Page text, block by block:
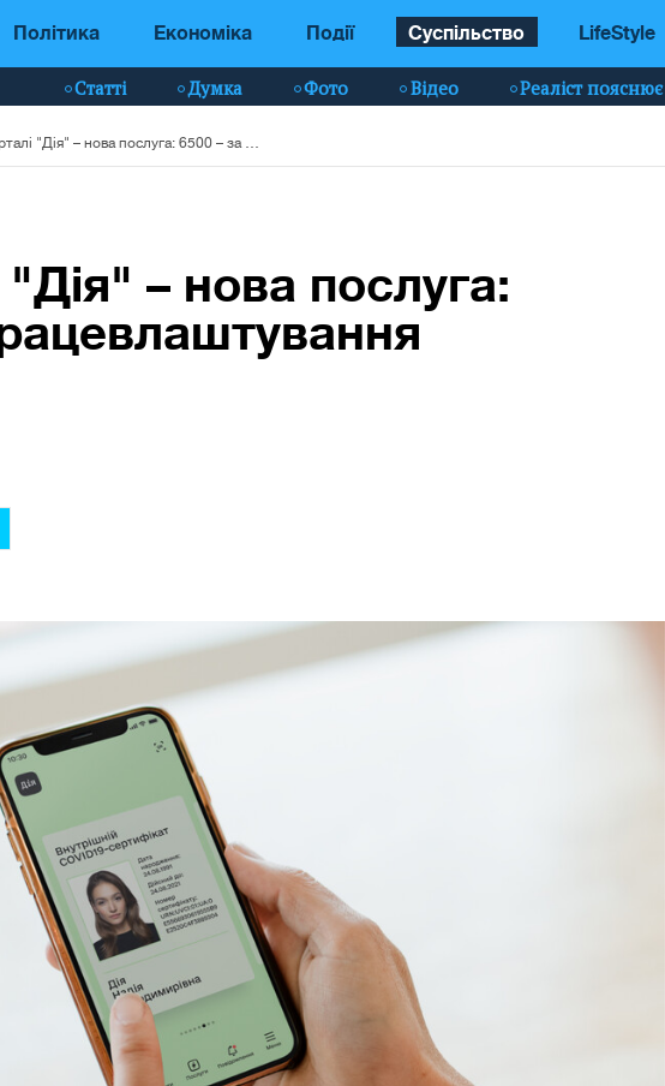
Політика Економіка Події Суспільство LifeStyle
Статті Думка Фото Відео Реаліст пояснює
– нова послуга: